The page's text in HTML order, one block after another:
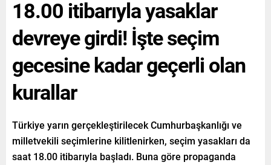
18.00 itibarıyla yasaklar
devreye girdi! İşte seçim
gecesine kadar geçerli olan
kurallar
Türkiye yarın gerçekleştirilecek Cumhurbaşkanlığı ve
milletvekili seçimlerine kilitlenirken, seçim yasakları da
saat 18.00 itibarıyla başladı. Buna göre propaganda